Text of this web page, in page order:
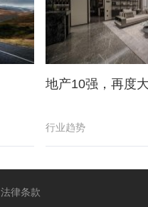
地产10强，再度
行业趋势
法律条款